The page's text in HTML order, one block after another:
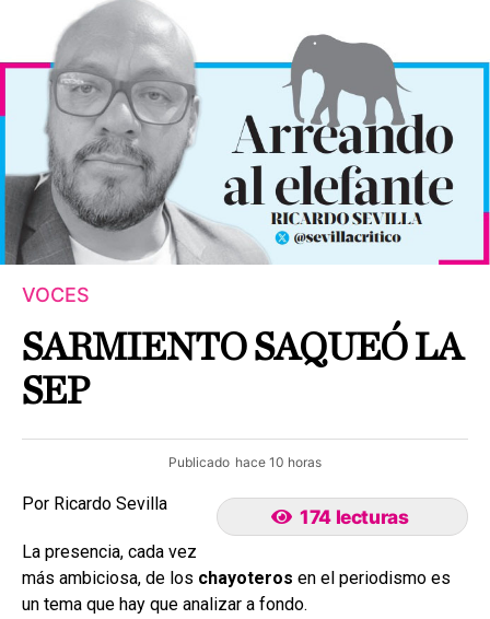
VOCES
SARMIENTO SAQUEÓ LA
SEP
Publicado hace 10 horas
174 lecturas
Por Ricardo Sevilla
La presencia, cada vez
más ambiciosa, de los chayoteros en el periodismo es
un tema que hay que analizar a fondo.